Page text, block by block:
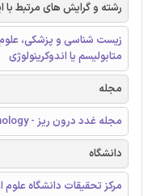
رشته و گرایش های مرتبط با
زیست شناسی و پزشکی، علوم
متابولیسم یا اندوکرینولوژی
مجله
مجله غدد درون ریز - Journal of Endocrinology
دانشگاه
مرکز تحقیقات دانشگاه علوم